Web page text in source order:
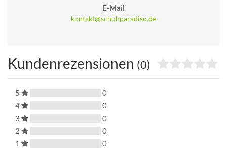
E-Mail
kontakt@schuhparadiso.de
Kundenrezensionen (0)
5
0
4
0
3
0
2
0
1
0